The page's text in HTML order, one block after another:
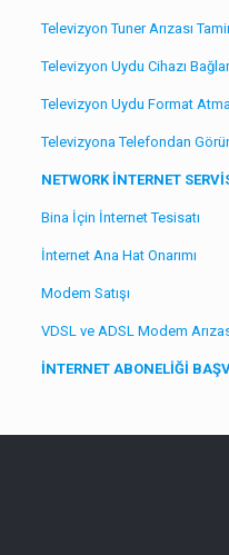
Televizyon Tuner Arızası
Televizyon Uydu Cihazı
Televizyon Uydu Format Atma
Televizyona Telefondan
NETWORK İNTERNET
Bina İçin İnternet Tesisatı
İnternet Ana Hat Onarımı
Modem Satışı
VDSL ve ADSL Modem
İNTERNET ABONELİĞİ